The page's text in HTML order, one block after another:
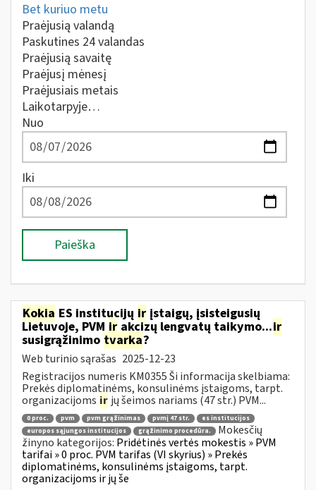
Bet kuriuo metu
Praėjusią valandą
Paskutines 24 valandas
Praėjusią savaitę
Praėjusį mėnesį
Praėjusiais metais
Laikotarpyje…
Nuo
Iki
Paieška
Kokia ES institucijų ir įstaigų, įsisteigusių
Lietuvoje, PVM ir akcizų lengvatų taikymo...ir
susigrąžinimo tvarka?
Web turinio sąrašas 2025-12-23
Registracijos numeris KM0355 Ši informacija skelbiama:
Prekės diplomatinėms, konsulinėms įstaigoms, tarpt.
organizacijoms ir jų šeimos nariams (47 str.) PVM...
0 proc. pvm pvm grąžinimas pvmį 47 str.
es institucijos
europos sąjungos institucijos
grąžinimo procedūra.
Mokesčių
žinyno kategorijos: Pridėtinės vertės mokestis » PVM
tarifai » 0 proc. PVM tarifas (VI skyrius) » Prekės
diplomatinėms, konsulinėms įstaigoms, tarpt.
organizacijoms ir jų še